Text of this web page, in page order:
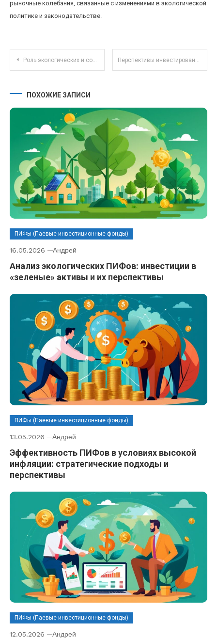
рыночные колебания, связанные с изменениями в экологической
политике и законодательстве.
Навигация по записям
Роль экологических и социально-ответственных инвестиций в ПИФах: тренды и перспективы Перспективы инвестирования в редкие виртуальные активы: NFT, цифровые коллекции и их реализация
ПОХОЖИЕ ЗАПИСИ
ПИФы (Паевые инвестиционные фонды)
16.05.2026 Андрей
Анализ экологических ПИФов: инвестиции в
«зеленые» активы и их перспективы
ПИФы (Паевые инвестиционные фонды)
13.05.2026 Андрей
Эффективность ПИФов в условиях высокой
инфляции: стратегические подходы и
перспективы
ПИФы (Паевые инвестиционные фонды)
12.05.2026 Андрей